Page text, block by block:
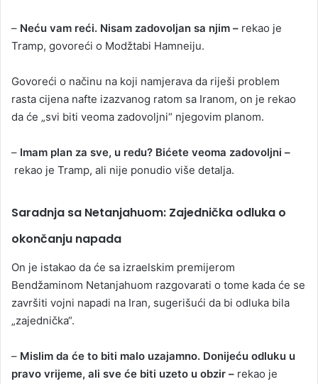
– Neću vam reći. Nisam zadovoljan sa njim – rekao je
Tramp, govoreći o Modžtabi Hamneiju.
Govoreći o načinu na koji namjerava da riješi problem
rasta cijena nafte izazvanog ratom sa Iranom, on je rekao
da će „svi biti veoma zadovoljni“ njegovim planom.
– Imam plan za sve, u redu? Bićete veoma zadovoljni –
rekao je Tramp, ali nije ponudio više detalja.
Saradnja sa Netanjahuom: Zajednička odluka o
okončanju napada
On je istakao da će sa izraelskim premijerom
Bendžaminom Netanjahuom razgovarati o tome kada će se
završiti vojni napadi na Iran, sugerišući da bi odluka bila
„zajednička“.
– Mislim da će to biti malo uzajamno. Donijeću odluku u
pravo vrijeme, ali sve će biti uzeto u obzir – rekao je